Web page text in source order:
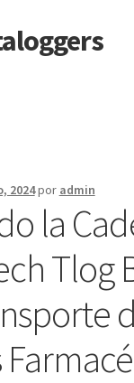
2024por admin
la
Tlog